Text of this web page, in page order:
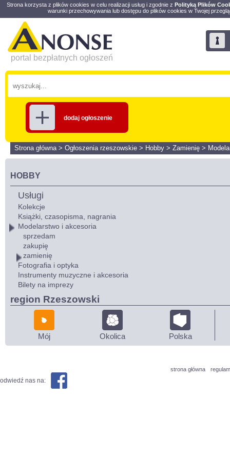
Strona korzysta z plików cookies w celu realizacji usług i zgodnie z Polityką Plików
warunki przechowywania lub dostępu do plików cookies w Twojej
portal bezpłatnych ogłoszeń
dodaj ogłoszenie
Strona główna> Ogłoszenia rzeszowskie > Hobby > Zamienię >
HOBBY
Usługi
Kolekcje
Książki, czasopisma, nagrania
Modelarstwo i akcesoria
sprzedam
zakupię
zamienię
Fotografia i optyka
Instrumenty muzyczne i akcesoria
Bilety na imprezy
region Rzeszowski
Mój Okolica Polska
strona główna
odwiedź nas na: